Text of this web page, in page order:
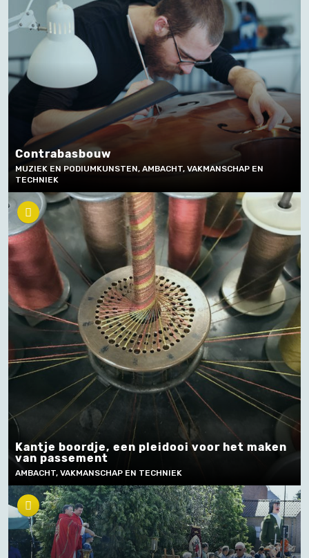
Contrabasbouw
MUZIEK EN PODIUMKUNSTEN, AMBACHT, VAKMANSCHAP EN
TECHNIEK
Kantje boordje, een pleidooi voor het maken
van passement
AMBACHT, VAKMANSCHAP EN TECHNIEK